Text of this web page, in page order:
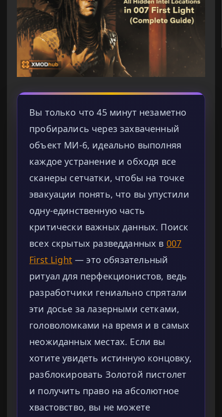
Вы только что 45 минут незаметно
пробирались через захваченный
объект МИ-6, идеально выполняя
каждое устранение и обходя все
сканеры сетчатки, чтобы на точке
эвакуации понять, что вы упустили
одну-единственную часть
критически важных данных. Поиск
всех скрытых разведданных в 007
First Light — это обязательный
ритуал для перфекционистов, ведь
разработчики гениально спрятали
эти досье за лазерными сетками,
головоломками на время и в самых
неожиданных местах. Если вы
хотите увидеть истинную концовку,
разблокировать Золотой пистолет
и получить право на абсолютное
хвастовство, вы не можете